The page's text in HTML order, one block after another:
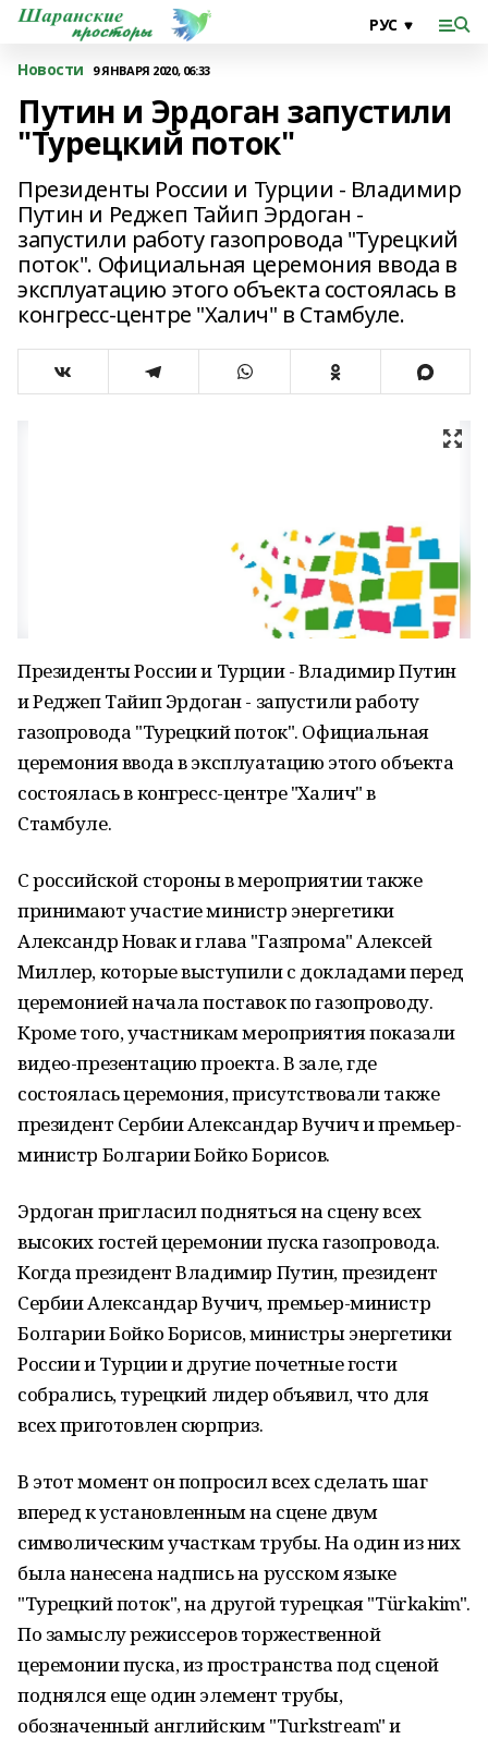
Новости 9 ЯНВАРЯ 2020, 06:33
Путин и Эрдоган запустили
"Турецкий поток"
Президенты России и Турции - Владимир
Путин и Реджеп Тайип Эрдоган -
запустили работу газопровода "Турецкий
поток". Официальная церемония ввода в
эксплуатацию этого объекта состоялась в
конгресс-центре "Халич" в Стамбуле.
Президенты России и Турции - Владимир Путин
и Реджеп Тайип Эрдоган - запустили работу
газопровода "Турецкий поток". Официальная
церемония ввода в эксплуатацию этого объекта
состоялась в конгресс-центре "Халич" в
Стамбуле.
С российской стороны в мероприятии также
принимают участие министр энергетики
Александр Новак и глава "Газпрома" Алексей
Миллер, которые выступили с докладами перед
церемонией начала поставок по газопроводу.
Кроме того, участникам мероприятия показали
видео-презентацию проекта. В зале, где
состоялась церемония, присутствовали также
президент Сербии Александар Вучич и премьер-
министр Болгарии Бойко Борисов.
Эрдоган пригласил подняться на сцену всех
высоких гостей церемонии пуска газопровода.
Когда президент Владимир Путин, президент
Сербии Александар Вучич, премьер-министр
Болгарии Бойко Борисов, министры энергетики
России и Турции и другие почетные гости
собрались, турецкий лидер объявил, что для
всех приготовлен сюрприз.
В этот момент он попросил всех сделать шаг
вперед к установленным на сцене двум
символическим участкам трубы. На один из них
была нанесена надпись на русском языке
"Турецкий поток", на другой турецкая "Türkakim".
По замыслу режиссеров торжественной
церемонии пуска, из пространства под сценой
поднялся еще один элемент трубы,
обозначенный английским "Turkstream" и